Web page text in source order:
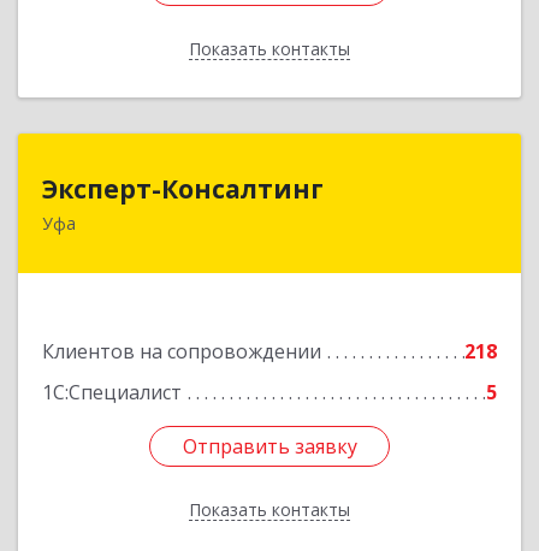
Показать контакты
Назад
Эксперт-Консалтинг
Уфа
Клиентов на сопровождении
218
1С:Специалист
5
Отправить заявку
Показать контакты
450059, Башкортостан Респ, Уфимский р-н, Уфа
Отправить заявку
Назад